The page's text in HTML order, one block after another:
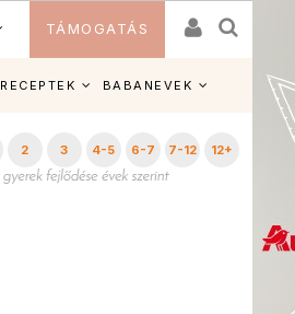
TÁMOGATÁS
RECEPTEK BABANEVEK
2 3 4-5 6-7 7-12 12+